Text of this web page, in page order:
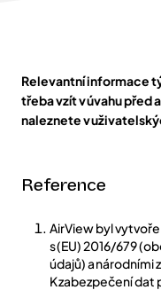
Relevantní informace
třeba vzít v úvahu před
naleznete v
Reference
AirView byl
s (EU) 2016/679
údajů) a národními
K zabezpečení